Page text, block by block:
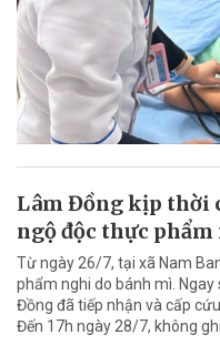
Lâm Đồng kịp thời
ngộ độc thực
Từ ngày 26/7, tại xã Nam
phẩm nghi do bánh mì. Ngay
Đồng đã tiếp nhận và cấp
Đến 17h ngày 28/7, không